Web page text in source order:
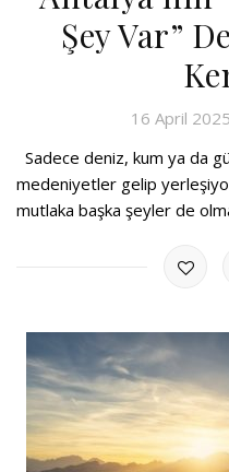
Şey Var”
16 April 2025
Sadece deniz, kum ya da
medeniyetler gelip
mutlaka başka şeyler de